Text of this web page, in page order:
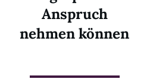
Anspruch
nehmen können